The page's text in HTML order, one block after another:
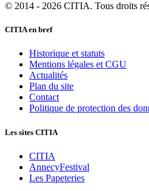
© 2014 - 2026 CITIA. Tous droits
CITIA en bref
Historique et statuts
Mentions légales et CGU
Actualités
Plan du site
Contact
Politique de protection des
Les sites CITIA
CITIA
AnnecyFestival
Les Papeteries